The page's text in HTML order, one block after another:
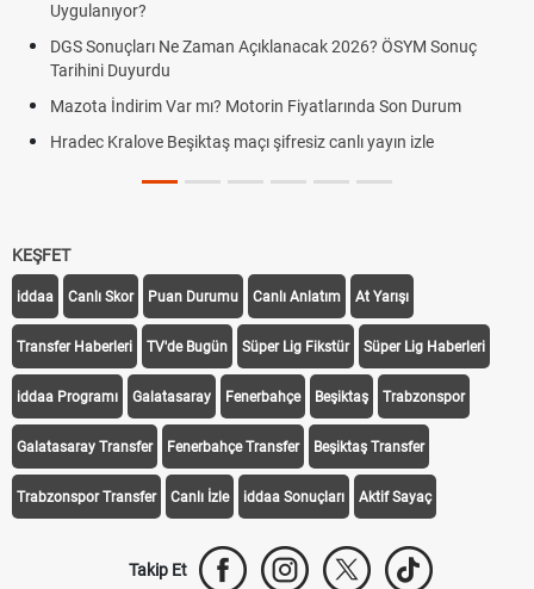
Uygulanıyor?
DGS Sonuçları Ne Zaman Açıklanacak 2026? ÖSYM Sonuç
Tarihini Duyurdu
Mazota İndirim Var mı? Motorin Fiyatlarında Son Durum
Hradec Kralove Beşiktaş maçı şifresiz canlı yayın izle
KEŞFET
iddaa Canlı Skor Puan Durumu Canlı Anlatım At Yarışı
Transfer Haberleri TV'de Bugün Süper Lig Fikstür Süper Lig Haberleri
iddaa Programı Galatasaray Fenerbahçe Beşiktaş Trabzonspor
Galatasaray Transfer Fenerbahçe Transfer Beşiktaş Transfer
Trabzonspor Transfer Canlı İzle iddaa Sonuçları Aktif Sayaç
Takip Et